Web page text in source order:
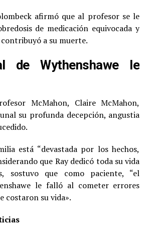
afirmó que al profesor se le
de medicación equivocada y
a su muerte.
de Wythenshawe le
McMahon, Claire McMahon,
su profunda decepción, angustia
está “devastada por los hechos,
que Ray dedicó toda su vida
sostuvo que como paciente, “el
le falló al cometer errores
costaron su vida».